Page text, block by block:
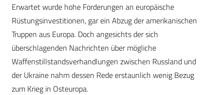
Erwartet wurde hohe Forderungen an europäische
Rüstungsinvestitionen, gar ein Abzug der amerikanischen
Truppen aus Europa. Doch angesichts der sich
überschlagenden Nachrichten über mögliche
Waffenstillstandsverhandlungen zwischen Russland und
der Ukraine nahm dessen Rede erstaunlich wenig Bezug
zum Krieg in Osteuropa.